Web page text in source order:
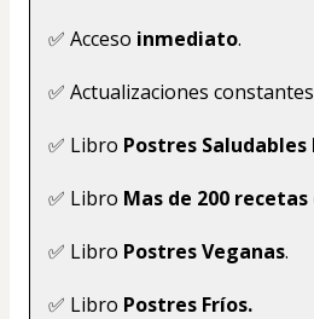
✅ Acceso inmediato.
✅ Actualizaciones
✅ Libro Postres Saludables
✅ Libro Mas de 200
✅ Libro Postres Veganas.
✅ Libro Postres Fríos.